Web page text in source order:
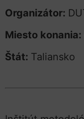
Organizátor:
Miesto konania:
Štát: Taliansko